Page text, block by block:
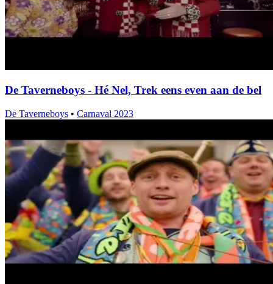
De Taverneboys - Hé Nel, Trek eens even aan de bel
De Taverneboys • Carnaval 2023